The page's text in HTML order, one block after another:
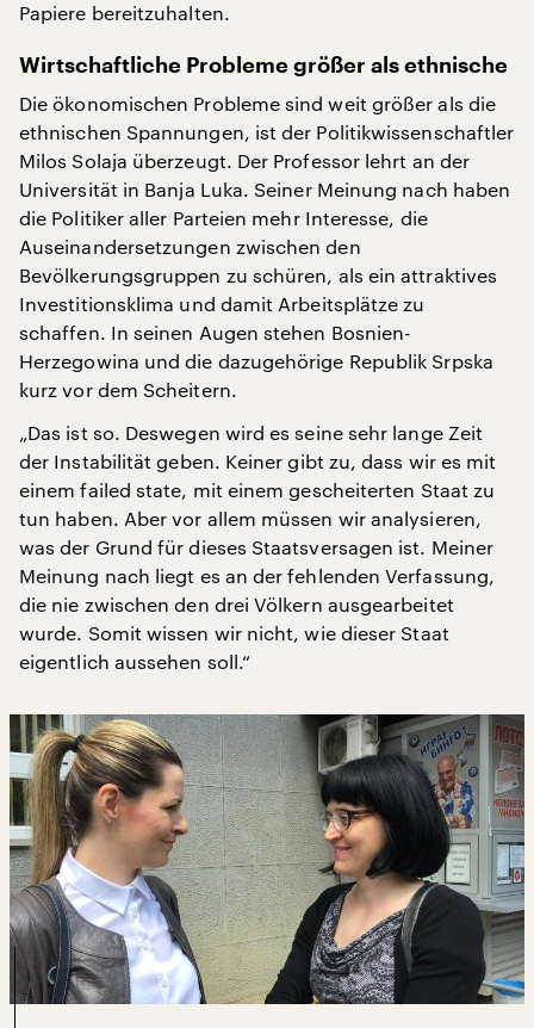
Papiere bereitzuhalten.
Wirtschaftliche Probleme größer als ethnische
Die ökonomischen Probleme sind weit größer als die
ethnischen Spannungen, ist der Politikwissenschaftler
Milos Solaja überzeugt. Der Professor lehrt an der
Universität in Banja Luka. Seiner Meinung nach haben
die Politiker aller Parteien mehr Interesse, die
Auseinandersetzungen zwischen den
Bevölkerungsgruppen zu schüren, als ein attraktives
Investitionsklima und damit Arbeitsplätze zu
schaffen. In seinen Augen stehen Bosnien-
Herzegowina und die dazugehörige Republik Srpska
kurz vor dem Scheitern.
„Das ist so. Deswegen wird es seine sehr lange Zeit
der Instabilität geben. Keiner gibt zu, dass wir es mit
einem failed state, mit einem gescheiterten Staat zu
tun haben. Aber vor allem müssen wir analysieren,
was der Grund für dieses Staatsversagen ist. Meiner
Meinung nach liegt es an der fehlenden Verfassung,
die nie zwischen den drei Völkern ausgearbeitet
wurde. Somit wissen wir nicht, wie dieser Staat
eigentlich aussehen soll.“